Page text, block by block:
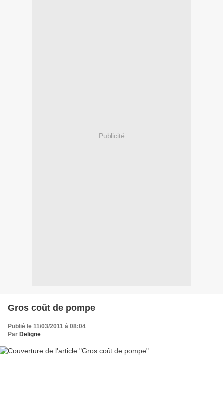
Publicité
Gros coût de pompe
Publié le 11/03/2011 à 08:04
Par Deligne